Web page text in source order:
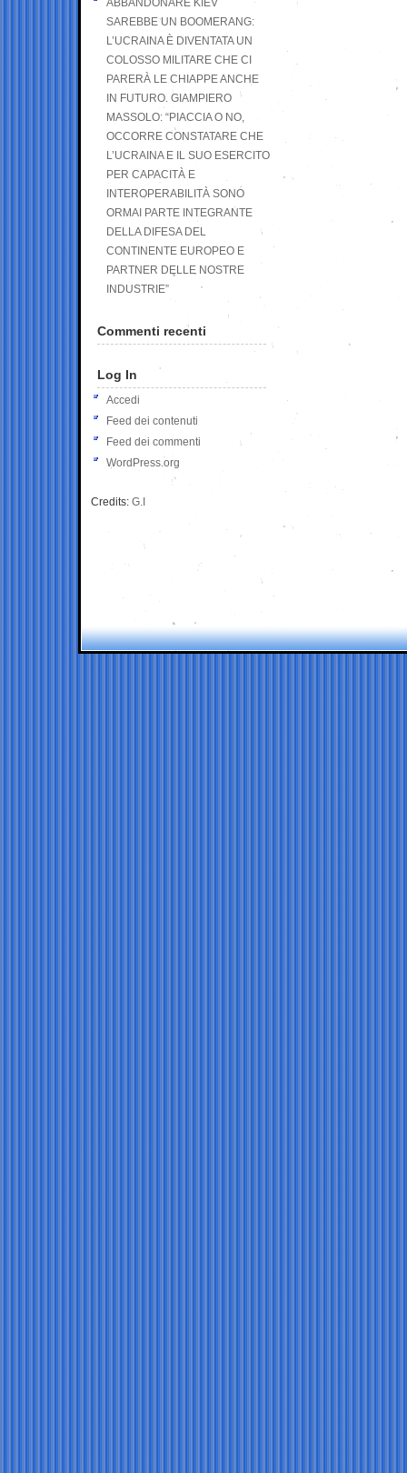
ABBANDONARE KIEV
SAREBBE UN BOOMERANG:
L’UCRAINA È DIVENTATA UN
COLOSSO MILITARE CHE CI
PARERÀ LE CHIAPPE ANCHE
IN FUTURO. GIAMPIERO
MASSOLO: “PIACCIA O NO,
OCCORRE CONSTATARE CHE
L’UCRAINA E IL SUO ESERCITO
PER CAPACITÀ E
INTEROPERABILITÀ SONO
ORMAI PARTE INTEGRANTE
DELLA DIFESA DEL
CONTINENTE EUROPEO E
PARTNER DELLE NOSTRE
INDUSTRIE”
Commenti recenti
Log In
Accedi
Feed dei contenuti
Feed dei commenti
WordPress.org
Credits: G.I